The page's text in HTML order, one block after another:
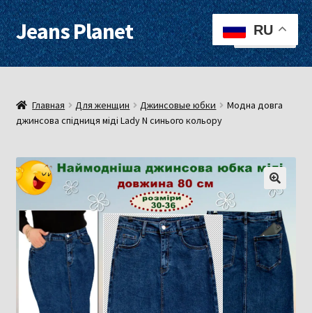
Перейти
к
навигации
Перейти
к
содержимому
Jeans Planet Меню
Для женщин
Для мужчин
Оплата, доставка
Контакты
Примерочная
Главная Для женщин Джинсовые юбки
Модна довга
джинсова спідниця міді Lady N синього кольору
RU